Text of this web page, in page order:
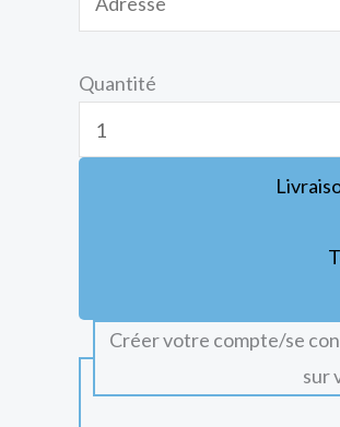
Quantité
Créer votre compte/se
sur